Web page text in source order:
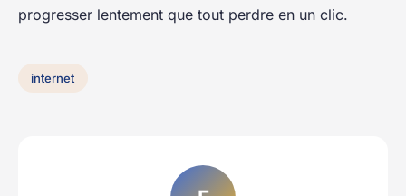
progresser lentement que tout perdre en un clic.
internet